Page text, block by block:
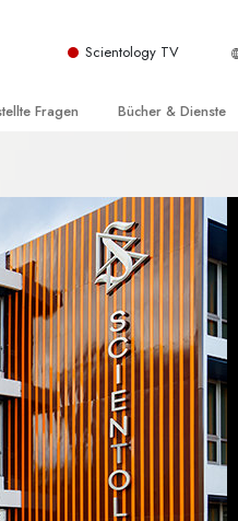
Scientology TV
für
Fragen
Scientology Kirche
der Scientology
Bücher & Dienste
Dienste
Die Dynamiken des
Die Bestandteile des
Lösungen für eine
Beistände bei
Verletzungen
Integrität und
Ehe
Die emotionelle